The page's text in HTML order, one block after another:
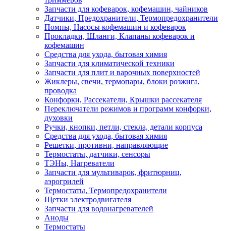
Запчасти для кофеварок, кофемашин, чайников
Датчики, Предохранители, Термопредохранители
Помпы, Насосы кофемашин и кофеварок
Прокладки, Шланги, Клапаны кофеварок и
кофемашин
Средства для ухода, бытовая химия
Запчасти для климатической техники
Запчасти для плит и варочных поверхностей
Жиклеры, свечи, термопары, блоки розжига,
проводка
Конфорки, Рассекатели, Крышки рассекателя
Переключатели режимов и программ конфорки,
духовки
Ручки, кнопки, петли, стекла, детали корпуса
Средства для ухода, бытовая химия
Решетки, противни, направляющие
Термостаты, датчики, сенсоры
ТЭНы, Нагреватели
Запчасти для мультиварок, фритюрниц,
аэрогрилей
Термостаты, Термопредохранители
Щетки электродвигателя
Запчасти для водонагревателей
Аноды
Термостаты